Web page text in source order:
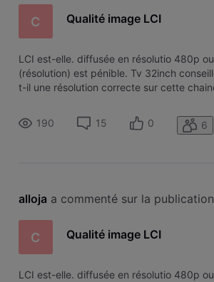
C Qualité image LCI
LCI est-elle. diffusée en résolutio 480p
(résolution) est pénible. Tv 32inch
t-il une résolution correcte sur cette
190
15 0 6
alloja a commenté sur la
C Qualité image LCI
LCI est-elle. diffusée en résolutio 480p